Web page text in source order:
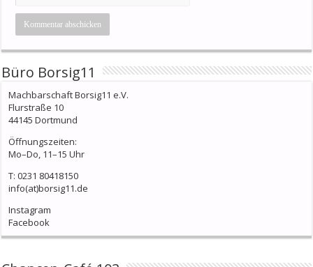
Büro Borsig11
Machbarschaft Borsig11 e.V.
Flurstraße 10
44145 Dortmund
Öffnungszeiten:
Mo–Do, 11–15 Uhr
T: 0231 80418150
info(at)borsig11.de
Instagram
Facebook